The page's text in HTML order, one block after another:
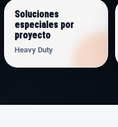
Soluciones
especiales por
proyecto
Heavy Duty